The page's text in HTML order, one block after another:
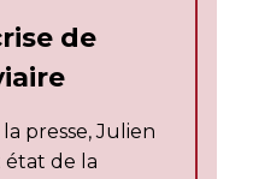
de
presse, Julien
état de la